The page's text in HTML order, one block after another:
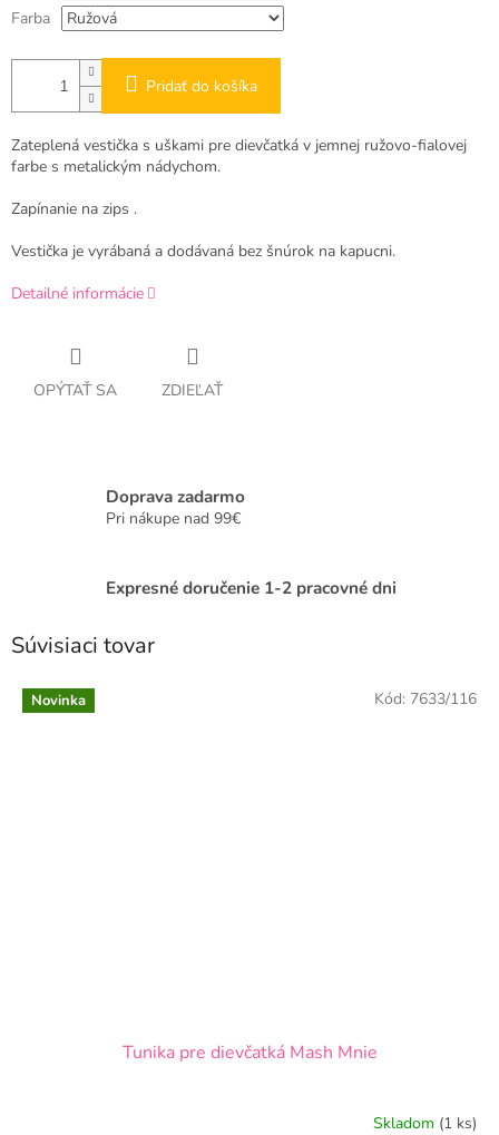
Farba
Pridať do košíka
Zateplená vestička s uškami pre dievčatká v jemnej ružovo-fialovej
farbe s metalickým nádychom.
Zapínanie na zips .
Vestička je vyrábaná a dodávaná bez šnúrok na kapucni.
Detailné informácie
OPÝTAŤ SA ZDIEĽAŤ
Doprava zadarmo
Pri nákupe nad 99€
Expresné doručenie 1-2 pracovné dni
Súvisiaci tovar
Novinka
Tunika pre dievčatká Mash Mnie
Skladom (1 ks)
Kód: 7633/116